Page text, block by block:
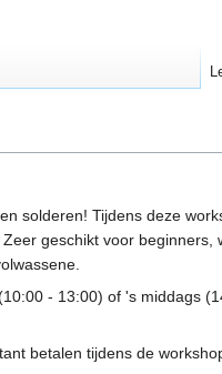
solderen! Tijdens deze
geschikt voor
- 13:00) of 's middags
betalen tijdens de